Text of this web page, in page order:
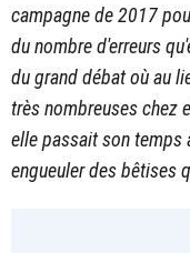
campagne de 2017
du nombre d'erreurs
du grand débat où au
très nombreuses chez
elle passait son temps
engueuler des bêtises